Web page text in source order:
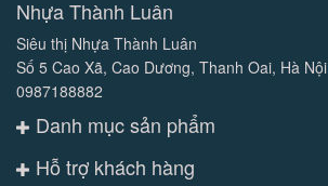
Nhựa Thành Luân
Siêu thị Nhựa Thành Luân
Số 5 Cao Xã, Cao Dương, Thanh Oai, Hà Nội
0987188882
Danh mục sản phẩm
Hỗ trợ khách hàng